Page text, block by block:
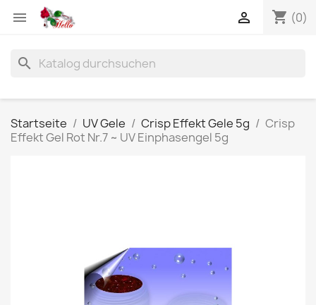
 shopping_cart (0)

search
Startseite UV Gele Crisp Effekt Gele 5g
Crisp
Effekt Gel Rot Nr.7 ~ UV Einphasengel 5g